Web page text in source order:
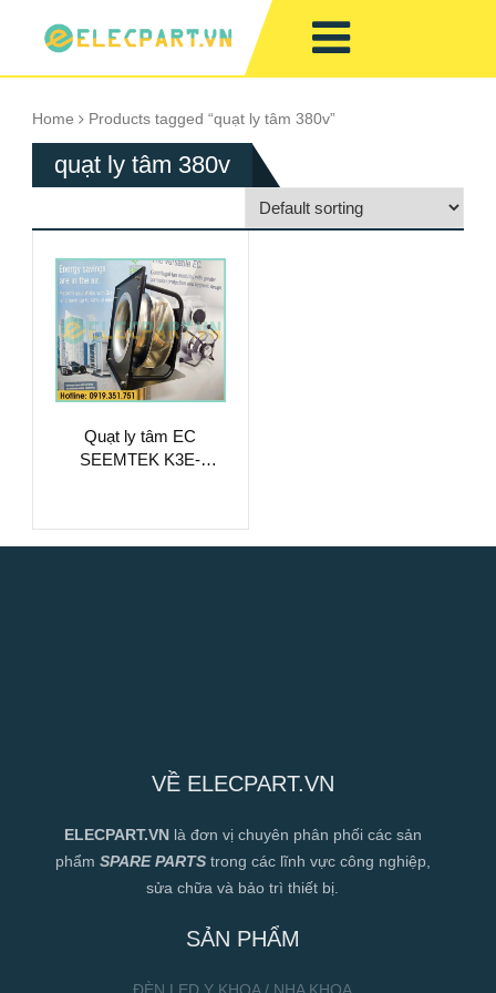
Home Products tagged “quạt ly tâm 380v”
quạt ly tâm 380v
Quạt ly tâm EC
SEEMTEK K3E-
VỀ ELECPART.VN
ELECPART.VN là đơn vị chuyên phân phối các sản
phẩm SPARE PARTStrong các lĩnh vực công nghiệp,
sửa chữa và bảo trì thiết bị.
SẢN PHẨM
ĐÈN LED Y KHOA / NHA KHOA